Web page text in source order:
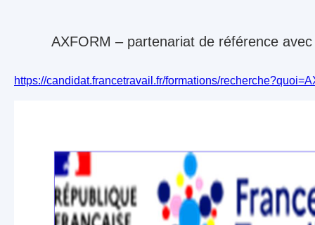
AXFORM – partenariat de référence
https://candidat.francetravail.fr/formations/